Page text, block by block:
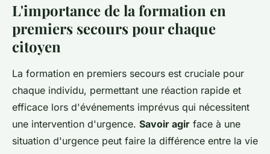
L'importance de la formation en
premiers secours pour chaque
citoyen
La formation en premiers secours est cruciale pour
chaque individu, permettant une réaction rapide et
efficace lors d'événements imprévus qui nécessitent
une intervention d'urgence. Savoir agir face à une
situation d'urgence peut faire la différence entre la vie